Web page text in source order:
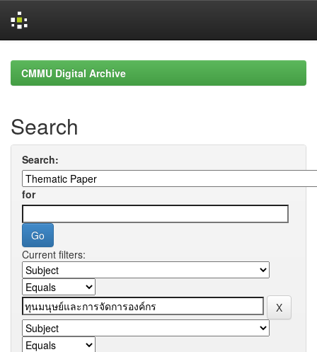
navigationCMMU Digital Archive
Search
Search:
for
Current filters: